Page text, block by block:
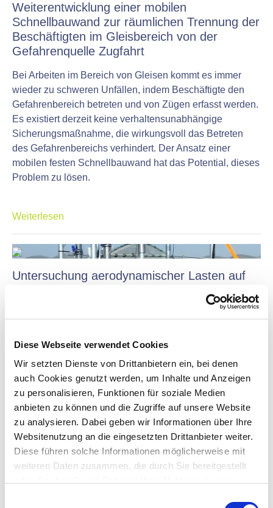
Diese Webseite verwendet Cookies
Wir setzten Dienste von Drittanbietern ein, bei denen
auch Cookies genutzt werden, um Inhalte und Anzeigen
zu personalisieren, Funktionen für soziale Medien
anbieten zu können und die Zugriffe auf unsere Website
zu analysieren. Dabei geben wir Informationen über Ihre
Websitenutzung an die eingesetzten Drittanbieter weiter.
Diese führen solche Informationen möglicherweise mit
weiteren Daten zusammen, die durch Sie bereitgestellt
Weiterentwicklung einer mobilen
Schnellbauwand zur räumlichen Trennung der
Beschäftigten im Gleisbereich von der
Gefahrenquelle Zugfahrt
Bei Arbeiten im Bereich von Gleisen kommt es immer
wieder zu schweren Unfällen, indem Beschäftigte den
Gefahrenbereich betreten und von Zügen erfasst werden.
Es existiert derzeit keine verhaltensunabhängige
Sicherungsmaßnahme, die wirkungsvoll das Betreten
des Gefahrenbereichs verhindert. Der Ansatz einer
mobilen festen Schnellbauwand hat das Potential, dieses
Problem zu lösen.
Weiterlesen
Untersuchung aerodynamischer Lasten auf
Projekt zur Arbeitssicherheit an Bahngleisen unterstützt.
Unter anderem soll die Frage beantwortet werden, ob die
bisher gültigen Sicherungsmaßnahmen zum Schutz der
Gleisarbeitenden vor Zugfahrten ausreichend sind und
wenn ja, ob dies immer noch gilt, wenn Züge mit höheren
Geschwindigkeiten als bisher die Baustellen passieren.
Weiterlesen